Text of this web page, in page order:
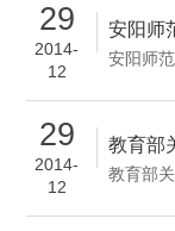
29
2014-
12
29
2014-
12